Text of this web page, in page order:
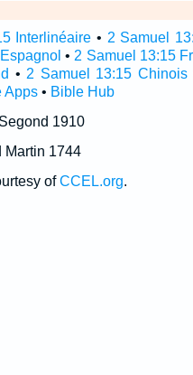
Interlinéaire • 2 Samuel
• 2 Samuel 13:15
• 2 Samuel 13:15 Chinois
Apps• Bible Hub
1910
Martin 1744
ofCCEL.org.